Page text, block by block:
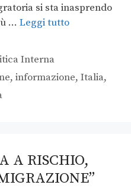
si sta inasprendo
… Leggi tutto
Interna
,informazione,Italia,
A RISCHIO,